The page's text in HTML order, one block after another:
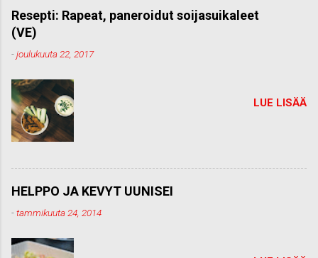
m
e
n
t
Resepti: Rapeat, paneroidut soijasuikaleet
(VE)
-joulukuuta 22, 2017
LUE LISÄÄ
HELPPO JA KEVYT UUNISEI
-tammikuuta 24, 2014